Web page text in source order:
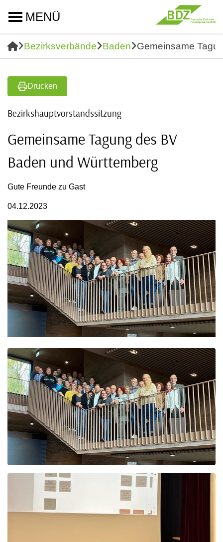
MENÜ
Bezirksverbände Baden Gemeinsame
Drucken
Bezirkshauptvorstandssitzung
Gemeinsame Tagung des BV
Baden und Württemberg
Gute Freunde zu Gast
04.12.2023